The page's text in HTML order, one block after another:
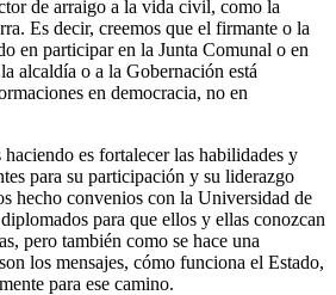
de arraigo a la vida civil, como la
Es decir, creemos que el firmante o la
en participar en la Junta Comunal o en
alcaldía o a la Gobernación está
en democracia, no en
es fortalecer las habilidades y
para su participación y su liderazgo
hecho convenios con la Universidad de
para que ellos y ellas conozcan
pero también como se hace una
los mensajes, cómo funciona el Estado,
para ese camino.